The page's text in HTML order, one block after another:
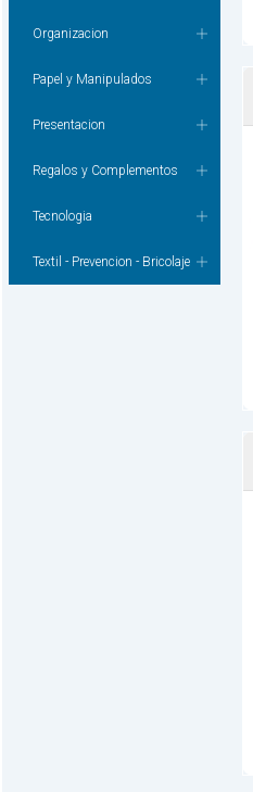
Organizacion
Papel y Manipulados
Presentacion
Regalos y Complementos
Tecnologia
Textil - Prevencion - Bricolaje